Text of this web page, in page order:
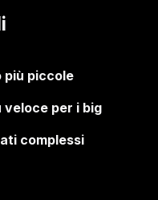
più piccole
per i big
complessi